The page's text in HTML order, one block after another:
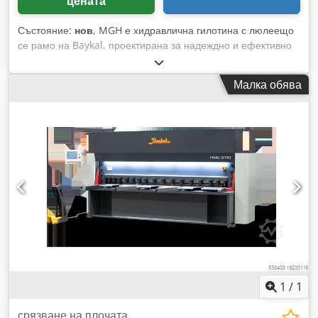
Състояние: нов, MGH е хидравлична гилотина с люлеещо
се рамо на Baykal, проектирана за надеждно и ефективно
праволинейно рязане на ламарина. Тя е идеална за
универсални задачи по рязане, при които са от съществено
значение простотата, здравината и ниската поддръжка.
както и за индустриални производители. Chjdswnalvjpfx
Малка обява
1 / 1